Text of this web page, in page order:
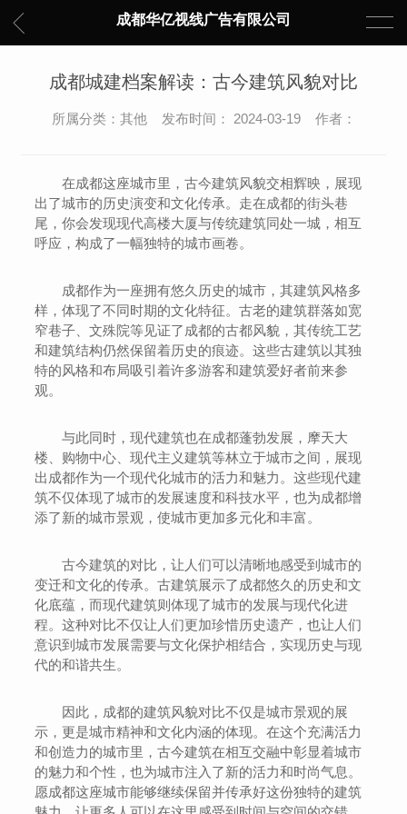
成都华亿视线广告有限公司
成都城建档案解读：古今建筑风貌对比
所属分类：其他 发布时间： 2024-03-19 作者：
在成都这座城市里，古今建筑风貌交相辉映，展现
出了城市的历史演变和文化传承。走在成都的街头巷
尾，你会发现现代高楼大厦与传统建筑同处一城，相互
呼应，构成了一幅独特的城市画卷。
成都作为一座拥有悠久历史的城市，其建筑风格多
样，体现了不同时期的文化特征。古老的建筑群落如宽
窄巷子、文殊院等见证了成都的古都风貌，其传统工艺
和建筑结构仍然保留着历史的痕迹。这些古建筑以其独
特的风格和布局吸引着许多游客和建筑爱好者前来参
观。
与此同时，现代建筑也在成都蓬勃发展，摩天大
楼、购物中心、现代主义建筑等林立于城市之间，展现
出成都作为一个现代化城市的活力和魅力。这些现代建
筑不仅体现了城市的发展速度和科技水平，也为成都增
添了新的城市景观，使城市更加多元化和丰富。
古今建筑的对比，让人们可以清晰地感受到城市的
变迁和文化的传承。古建筑展示了成都悠久的历史和文
化底蕴，而现代建筑则体现了城市的发展与现代化进
程。这种对比不仅让人们更加珍惜历史遗产，也让人们
意识到城市发展需要与文化保护相结合，实现历史与现
代的和谐共生。
因此，成都的建筑风貌对比不仅是城市景观的展
示，更是城市精神和文化内涵的体现。在这个充满活力
和创造力的城市里，古今建筑在相互交融中彰显着城市
的魅力和个性，也为城市注入了新的活力和时尚气息。
愿成都这座城市能够继续保留并传承好这份独特的建筑